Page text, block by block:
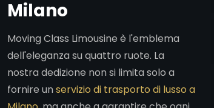
Milano
Moving Class Limousine è l'emblema
dell'eleganza su quattro ruote. La
nostra dedizione non si limita solo a
fornire un servizio di trasporto di lusso a